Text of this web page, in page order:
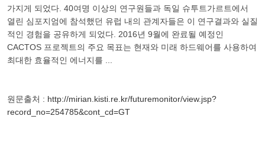
가지게 되었다. 40여명 이상의 연구원들과 독일 슈투트가르트에서
열린 심포지엄에 참석했던 유럽 내의 관계자들은 이 연구결과와 실질
적인 경험을 공유하게 되었다. 2016년 9월에 완료될 예정인
CACTOS 프로젝트의 주요 목표는 현재와 미래 하드웨어를 사용하여
최대한 효율적인 에너지를 ...
원문출처 : http://mirian.kisti.re.kr/futuremonitor/view.jsp?
record_no=254785&cont_cd=GT